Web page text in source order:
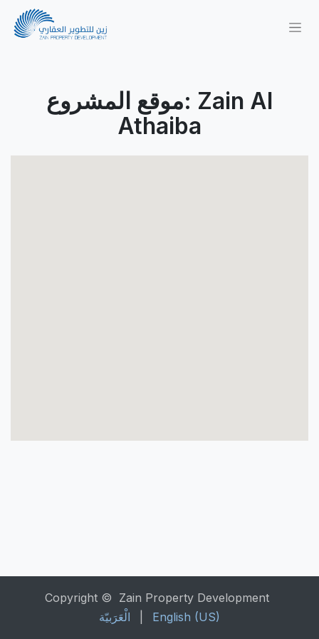
موقع المشروع: Zain Al
Athaiba
Copyright © Zain Property Development
الْعَرَبيّة
English (US)